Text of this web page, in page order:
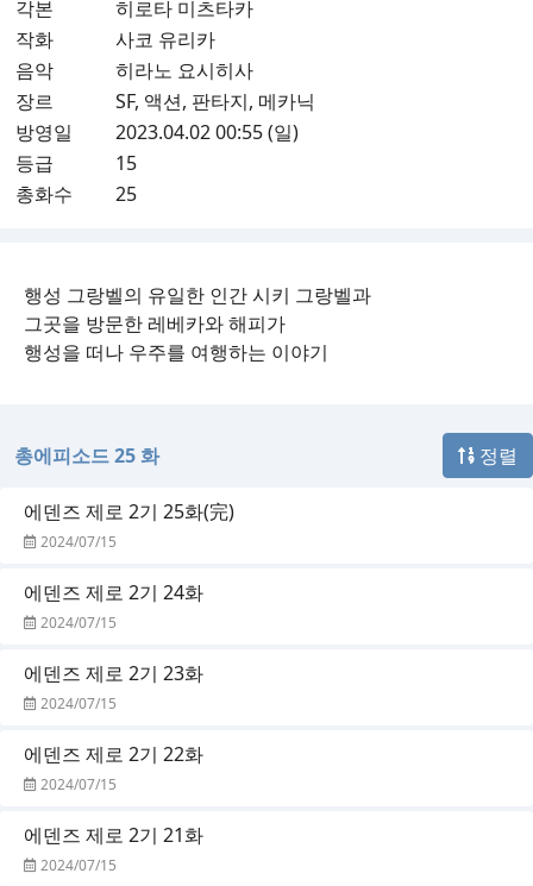
각본
히로타 미츠타카
작화
사코 유리카
음악
히라노 요시히사
장르
SF, 액션, 판타지, 메카닉
방영일
2023.04.02 00:55 (일)
등급
15
총화수
25
행성 그랑벨의 유일한 인간 시키 그랑벨과
그곳을 방문한 레베카와 해피가
행성을 떠나 우주를 여행하는 이야기
총에피소드 25 화 정렬
에덴즈 제로 2기 25화(完)
2024/07/15
에덴즈 제로 2기 24화
2024/07/15
에덴즈 제로 2기 23화
2024/07/15
에덴즈 제로 2기 22화
2024/07/15
에덴즈 제로 2기 21화
2024/07/15